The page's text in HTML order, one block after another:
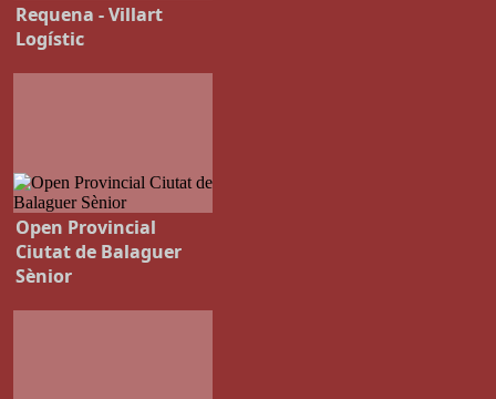
Requena - Villart
Logístic
Open Provincial
Ciutat de Balaguer
Sènior